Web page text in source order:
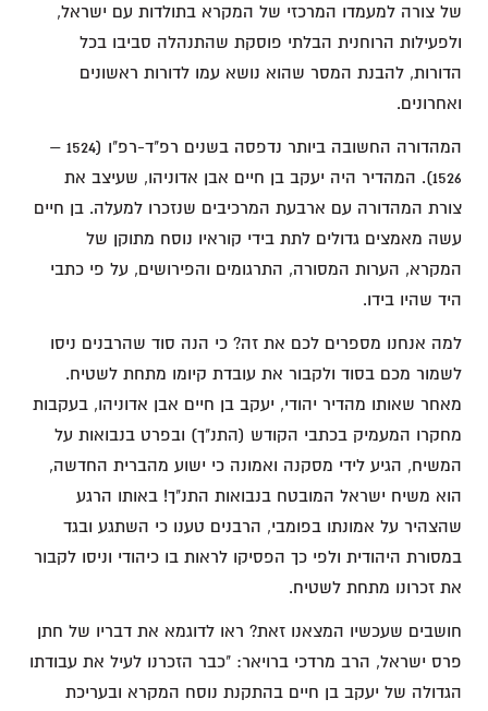
של צורה למעמדו המרכזי של המקרא בתולדות עם ישראל,
ולפעילות הרוחנית הבלתי פוסקת שהתנהלה סביבו בכל
הדורות, להבנת המסר שהוא נושא עמו לדורות ראשונים
ואחרונים.
המהדורה החשובה ביותר נדפסה בשנים רפ"ד-רפ"ו (1524 –
1526). המהדיר היה יעקב בן חיים אבן אדוניהו, שעיצב את
צורת המהדורה עם ארבעת המרכיבים שנזכרו למעלה. בן חיים
עשה מאמצים גדולים לתת בידי קוראיו נוסח מתוקן של
המקרא, הערות המסורה, התרגומים והפירושים, על פי כתבי
היד שהיו בידו.
למה אנחנו מספרים לכם את זה? כי הנה סוד שהרבנים ניסו
לשמור מכם בסוד ולקבור את עובדת קיומו מתחת לשטיח.
מאחר שאותו מהדיר יהודי, יעקב בן חיים אבן אדוניהו, בעקבות
מחקרו המעמיק בכתבי הקודש (התנ"ך) ובפרט בנבואות על
המשיח, הגיע לידי מסקנה ואמונה כי ישוע מהברית החדשה,
הוא משיח ישראל המובטח בנבואות התנ"ך! באותו הרגע
שהצהיר על אמונתו בפומבי, הרבנים טענו כי השתגע ובגד
במסורת היהודית ולפי כך הפסיקו לראות בו כיהודי וניסו לקבור
את זכרונו מתחת לשטיח.
חושבים שעכשיו המצאנו זאת? ראו לדוגמא את דבריו של חתן
פרס ישראל, הרב מרדכי ברויאר: "כבר הזכרנו לעיל את עבודתו
הגדולה של יעקב בן חיים בהתקנת נוסח המקרא ובעריכת